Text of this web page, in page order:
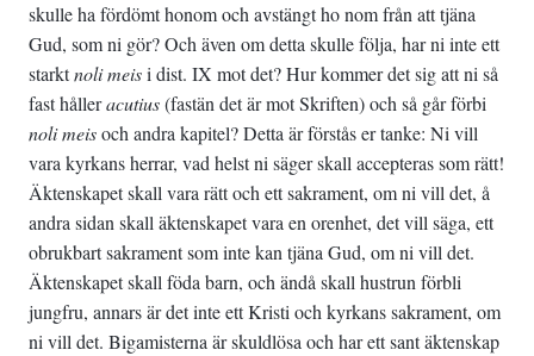
skulle ha fördömt honom och avstängt ho­ nom från att tjäna
Gud, som ni gör? Och även om detta skulle följa, har ni inte ett
starktnoli meisi dist. IX mot det? Hur kommer det sig att ni så
fast hålleracutius(fastän det är mot Skriften) och så går förbi
noli meisoch andra kapitel? Detta är förstås er tanke: Ni vill
vara kyrkans herrar, vad helst ni säger skall accepteras som rätt!
Äktenskapet skall vara rätt och ett sakrament, om ni vill det, å
andra sidan skall äktenskapet vara en orenhet, det vill säga, ett
obrukbart sakrament som inte kan tjäna Gud, om ni vill det.
Äktenskapet skall föda barn, och ändå skall hustrun förbli
jungfru, annars är det inte ett Kristi och kyrkans sakrament, om
ni vill det. Bigamisterna är skuldlösa och har ett sant äktenskap